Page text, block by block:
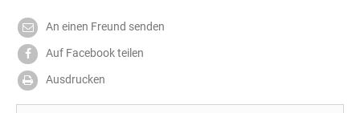
An einen Freund senden
Auf Facebook teilen
Ausdrucken